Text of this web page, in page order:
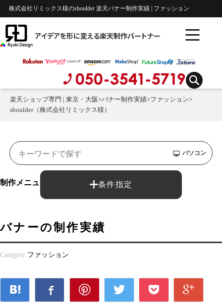
株式会社リミックス様のshoulder 楽天バナー制作実績 | ファッション
アイデアを形に変える楽天制作パートナー
楽天ショップ専門 | 東京・大阪>バナー制作実績>ファッション>
shoulder（株式会社リミックス様）
条件指定
パソコン
制作メニュー： バナー制作
バナーの制作実績
Category:ファッション